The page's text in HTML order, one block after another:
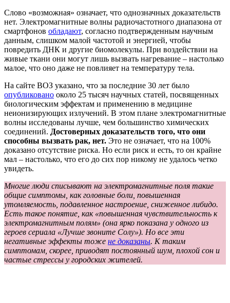
Слово «возможная» означает, что однозначных доказательств
нет. Электромагнитные волны радиочастотного диапазона от
смартфонов обладают, согласно подтвержденным научным
данным, слишком малой частотой и энергией, чтобы
повредить ДНК и другие биомолекулы. При воздействии на
живые ткани они могут лишь вызвать нагревание – настолько
малое, что оно даже не повлияет на температуру тела.
На сайте ВОЗ указано, что за последние 30 лет было
опубликовано около 25 тысяч научных статей, посвященных
биологическим эффектам и применению в медицине
неионизирующих излучений. В этом плане электромагнитные
волны исследованы лучше, чем большинство химических
соединений. Достоверных доказательств того, что они
способны вызвать рак, нет. Это не означает, что на 100%
доказано отсутствие риска. Но если риск и есть, то он крайне
мал – настолько, что его до сих пор никому не удалось четко
увидеть.
Многие люди списывают на электромагнитные поля такие
общие симптомы, как головные боли, повышенная
утомляемость, подавленное настроение, сниженное либидо.
Есть такое понятие, как «повышенная чувствительность к
электромагнитным полям» (она ярко показана у одного из
героев сериала «Лучше звоните Солу»). Но все эти
негативные эффекты тоже не доказаны. К таким
симптомам, скорее, приводят постоянный шум, плохой сон и
частые стрессы у городских жителей.